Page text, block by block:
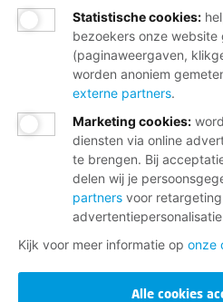
Statistische cookies:
bezoekers onze website
(paginaweergaven,
worden anoniem
externe partners.
Marketing cookies:
diensten via online
te brengen. Bij
delen wij je
partners voor
Kijk voor meer informatie op onze
Alle cookies